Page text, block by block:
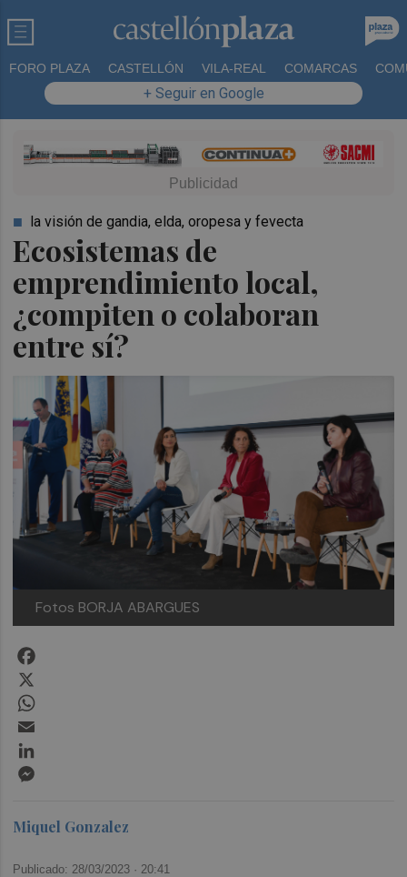
FORO PLAZA CASTELLÓN VILA-REAL COMARCAS
+ Seguir en Google
Ecosistemas de
emprendimiento local,
¿compiten o colaboran
entre sí?
la visión de gandia, elda, oropesa y fevecta
Fotos BORJA ABARGUES
Miquel Gonzalez
Publicado: 28/03/2023 · 20:41